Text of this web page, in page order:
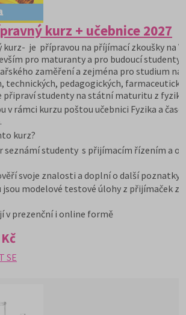
kurz + učebnice 2027
kurz- je přípravou na příjímací zkoušky na
pro maturanty a pro budoucí studenty
zaměření a zejména pro studium na
technických, pedagogických,
studenty na státní maturitu z fyziky.
v rámci kurzu poštou učebnici Fyzika a
kurz?
seznámí studenty s přijímacím řízením a
svoje znalosti a doplní o další poznatky
jsou modelové testové úlohy z přijímaček z
v prezenční i online formě
SE